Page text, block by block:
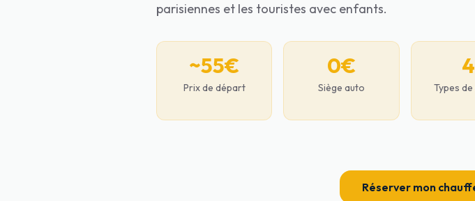
parisiennes et les touristes avec enfants.
~55€
Prix de départ
0€
Siège auto
4
Types
Réserver mon